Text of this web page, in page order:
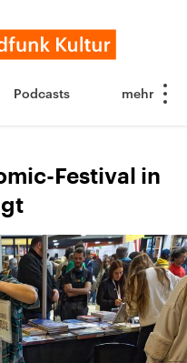
Podcasts
Festival in